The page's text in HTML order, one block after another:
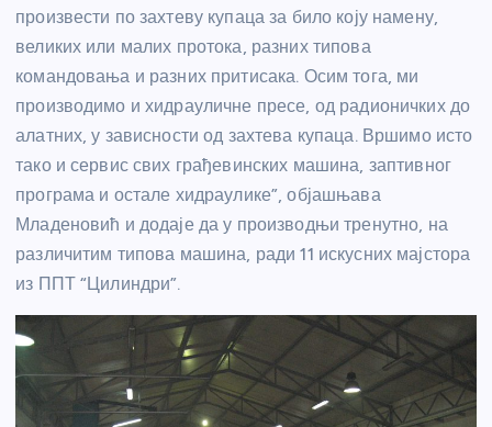
произвести по захтеву купаца за било коју намену,
великих или малих протока, разних типова
командовања и разних притисака. Осим тога, ми
производимо и хидрауличне пресе, од радионичких до
алатних, у зависности од захтева купаца. Вршимо исто
тако и сервис свих грађевинских машина, заптивног
програма и остале хидраулике”, објашњава
Младеновић и додаје да у производњи тренутно, на
различитим типова машина, ради 11 искусних мајстора
из ППТ “Цилиндри”.